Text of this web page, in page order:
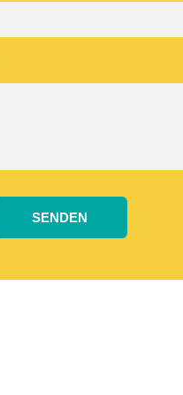
SENDEN